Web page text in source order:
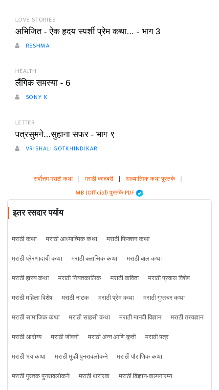
LOVE STORIES
अभिजित - ऐक हृदय स्पर्शी प्रेम कथा... - भाग 3
RESHMA
HEALTH
लैंगिक समस्या - 6
SONY K
LETTER
पत्रसुमने...सुहाना सफर - भाग ९
VRISHALI GOTKHINDIKAR
सर्वोत्तम मराठी कथा | मराठी कादंबरी | आध्यात्मिक कथा पुस्तके |
MB (Official) पुस्तके PDF
इतर रसदार पर्याय
मराठी कथा मराठी आध्यात्मिक कथा
मराठी फिक्शन कथा
मराठी प्रेरणादायी कथा
मराठी क्लासिक कथा
मराठी बाल कथा
मराठी हास्य कथा
मराठी नियतकालिक मराठी कविता
मराठी प्रवास विशेष
मराठी महिला विशेष
मराठी नाटक मराठी प्रेम कथा
मराठी गुप्तचर कथा
मराठी सामाजिक कथा
मराठी साहसी कथा मराठी मानवी विज्ञान
मराठी तत्त्वज्ञान
मराठी आरोग्य
मराठी जीवनी मराठी अन्न आणि कृती
मराठी पत्र
मराठी भय कथा
मराठी मूव्ही पुनरावलोकने
मराठी पौराणिक कथा
मराठी पुस्तक पुनरावलोकने
मराठी थरारक
मराठी विज्ञान-कल्पनारम्य